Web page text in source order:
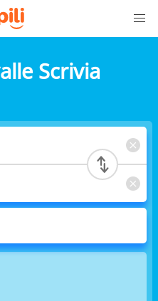
Scrivia